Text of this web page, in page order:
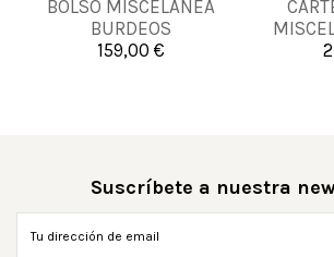
BOLSO MISCELANEA
BURDEOS
159,00 €
UNICA
Añadir al carrito
Suscríbete a nuestra